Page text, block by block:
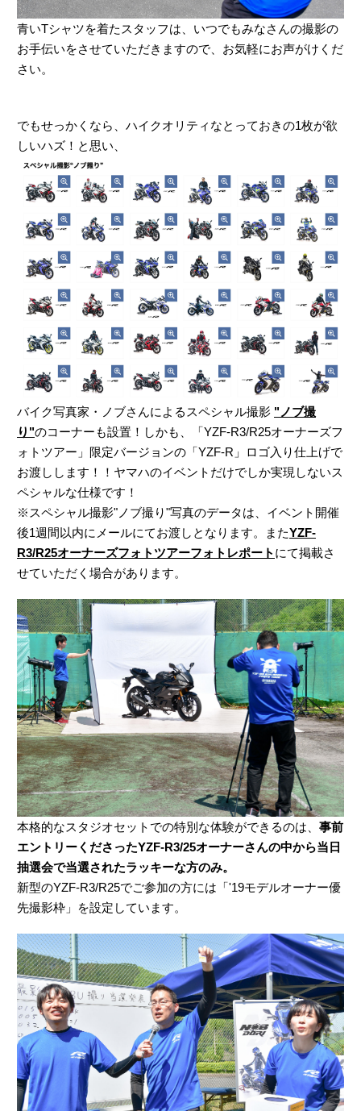
青いTシャツを着たスタッフは、いつでもみなさんの撮影の
お手伝いをさせていただきますので、お気軽にお声がけくだ
さい。
でもせっかくなら、ハイクオリティなとっておきの1枚が欲
しいハズ！と思い、
バイク写真家・ノブさんによるスペシャル撮影 "ノブ撮
り"のコーナーも設置！しかも、「YZF-R3/R25オーナーズフ
ォトツアー」限定バージョンの「YZF-R」ロゴ入り仕上げで
お渡しします！！ヤマハのイベントだけでしか実現しないス
ペシャルな仕様です！
※スペシャル撮影"ノブ撮り"写真のデータは、イベント開催
後1週間以内にメールにてお渡しとなります。またYZF-
R3/R25オーナーズフォトツアーフォトレポート にて掲載さ
せていただく場合があります。
本格的なスタジオセットでの特別な体験ができるのは、 事前
エントリーくださったYZF-R3/25オーナーさんの中から当日
抽選会で当選されたラッキーな方のみ。
新型のYZF-R3/R25でご参加の方には「'19モデルオーナー優
先撮影枠」を設定しています。